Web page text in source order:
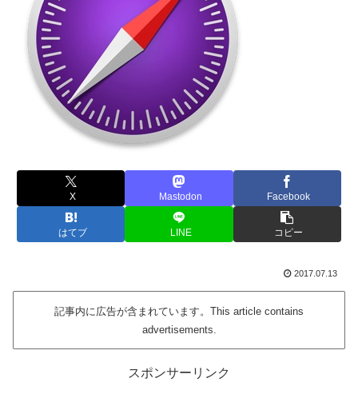
X Mastodon Facebook
はてブ LINE コピー
2017.07.13
記事内に広告が含まれています。This article contains
advertisements.
スポンサーリンク